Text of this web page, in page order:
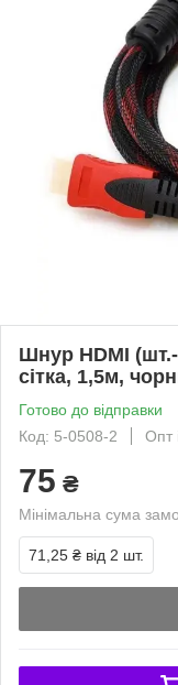
Шнур HDMI
сітка, 1,5м,
Готово до відправки
Код: 5-0508-2
Опт
75 ₴
Мінімальна сума
71,25 ₴ від 2 шт.